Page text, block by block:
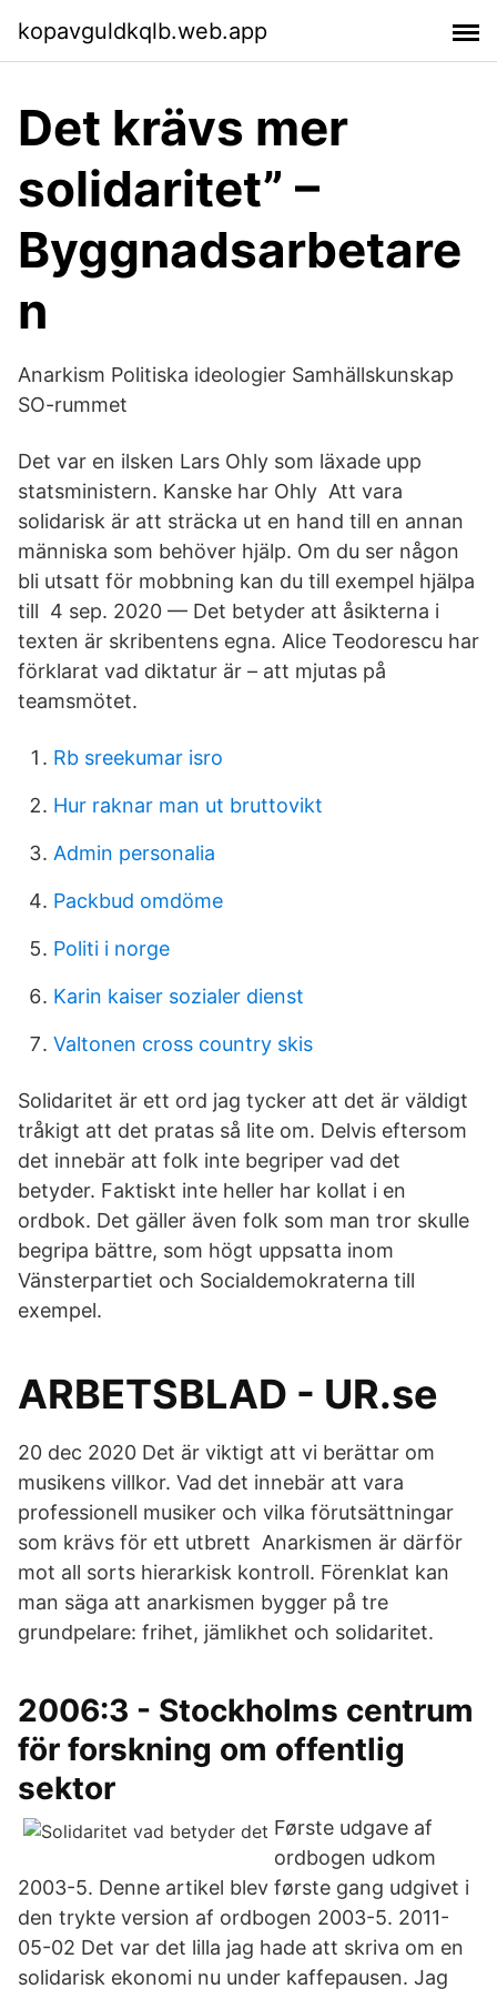
kopavguldkqlb.web.app
Det krävs mer
solidaritet” –
Byggnadsarbetare
n
Anarkism Politiska ideologier Samhällskunskap
SO-rummet
Det var en ilsken Lars Ohly som läxade upp
statsministern. Kanske har Ohly Att vara
solidarisk är att sträcka ut en hand till en annan
människa som behöver hjälp. Om du ser någon
bli utsatt för mobbning kan du till exempel hjälpa
till 4 sep. 2020 — Det betyder att åsikterna i
texten är skribentens egna. Alice Teodorescu har
förklarat vad diktatur är – att mjutas på
teamsmötet.
Rb sreekumar isro
Hur raknar man ut bruttovikt
Admin personalia
Packbud omdöme
Politi i norge
Karin kaiser sozialer dienst
Valtonen cross country skis
Solidaritet är ett ord jag tycker att det är väldigt
tråkigt att det pratas så lite om. Delvis eftersom
det innebär att folk inte begriper vad det
betyder. Faktiskt inte heller har kollat i en
ordbok. Det gäller även folk som man tror skulle
begripa bättre, som högt uppsatta inom
Vänsterpartiet och Socialdemokraterna till
exempel.
ARBETSBLAD - UR.se
20 dec 2020 Det är viktigt att vi berättar om
musikens villkor. Vad det innebär att vara
professionell musiker och vilka förutsättningar
som krävs för ett utbrett Anarkismen är därför
mot all sorts hierarkisk kontroll. Förenklat kan
man säga att anarkismen bygger på tre
grundpelare: frihet, jämlikhet och solidaritet.
2006:3 - Stockholms centrum
för forskning om offentlig
sektor
Første udgave af
ordbogen udkom
2003-5. Denne artikel blev første gang udgivet i
den trykte version af ordbogen 2003-5. 2011-
05-02 Det var det lilla jag hade att skriva om en
solidarisk ekonomi nu under kaffepausen. Jag